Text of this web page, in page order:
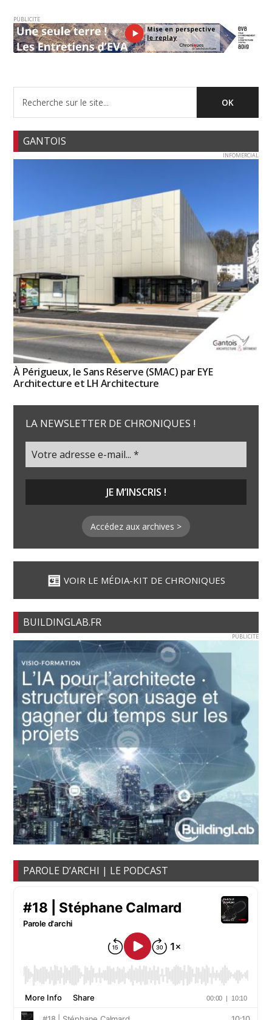
PUBLICITE
GANTOIS
INFOMERCIAL
À Périgueux, le Sans Réserve (SMAC) par EYE
Architecture et LH Architecture
LA NEWSLETTER DE CHRONIQUES !
Accédez aux archives >
VOIR LE MÉDIA-KIT DE CHRONIQUES
BUILDINGLAB.FR
PUBLICITE
PAROLE D’ARCHI | LE PODCAST